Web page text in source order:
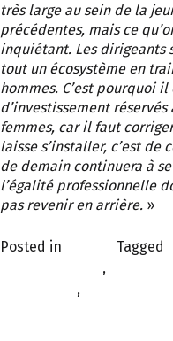
très large au sein de la
précédentes, mais ce
inquiétant. Les dirigeants
tout un écosystème en
hommes. C’est pourquoi
d’investissement
femmes, car il faut
laisse s’installer, c’est de
de demain continuera à
l’égalité professionnelle
pas revenir en arrière. »
Posted in Tagged
,
,